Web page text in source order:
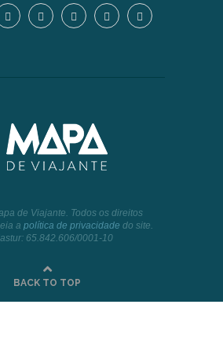
de Viajante. Todos os direitos
a política de privacidade do site.
65.842.606/0001-10
BACK TO TOP